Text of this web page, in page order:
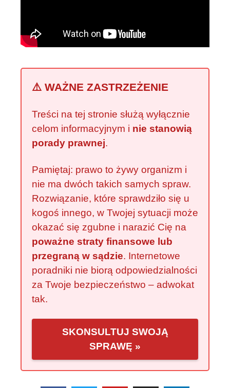
⚠️ WAŻNE ZASTRZEŻENIE
Treści na tej stronie służą wyłącznie
celom informacyjnym i nie stanowią
porady prawnej.
Pamiętaj: prawo to żywy organizm i
nie ma dwóch takich samych spraw.
Rozwiązanie, które sprawdziło się u
kogoś innego, w Twojej sytuacji może
okazać się zgubne i narazić Cię na
poważne straty finansowe lub
przegraną w sądzie. Internetowe
poradniki nie biorą odpowiedzialności
za Twoje bezpieczeństwo – adwokat
tak.
SKONSULTUJ SWOJĄ
SPRAWĘ »